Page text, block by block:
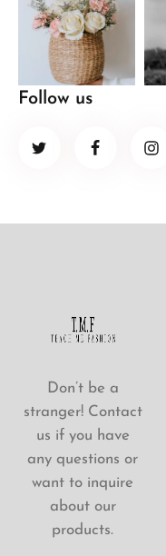
Follow us
Don’t be a
stranger! Contact
us if you have
any questions or
want to inquire
about our
products.